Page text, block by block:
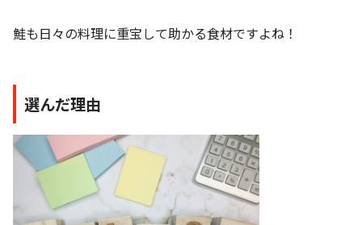
鮭も日々の料理に重宝して助かる食材ですよね！
選んだ理由